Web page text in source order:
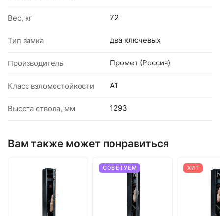
Вес, кг 72
Тип замка два ключевых
Производитель Промет (Россия)
Класс взломостойкости А1
Высота ствола, мм 1293
Вам также может понравиться
СОВЕТУЕМ ХИТ